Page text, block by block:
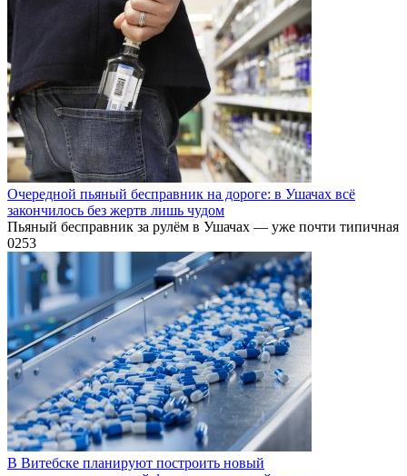
Очередной пьяный бесправник на дороге: в Ушачах всё
закончилось без жертв лишь чудом
Пьяный бесправник за рулём в Ушачах — уже почти типичная
0253
В Витебске планируют построить новый